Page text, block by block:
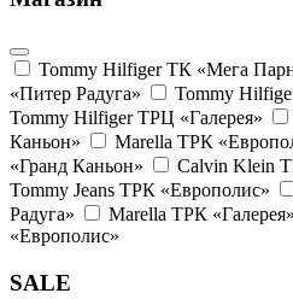
Tommy Hilfiger ТК «Мега
«Питер Радуга»
Tommy
Tommy Hilfiger ТРЦ «Галерея»
Каньон»
Marella ТРК
«Гранд Каньон»
Calvin Klein
Tommy Jeans ТРК «Европолис»
Радуга»
Marella ТРК «Галерея»
«Европолис»
SALE